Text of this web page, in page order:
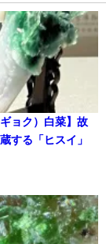
ギョク）白菜】故
する「ヒスイ」